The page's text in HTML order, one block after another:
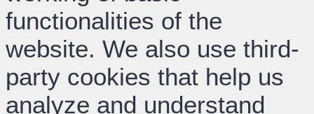
functionalities of the
website. We also use third-
party cookies that help us
analyze and understand